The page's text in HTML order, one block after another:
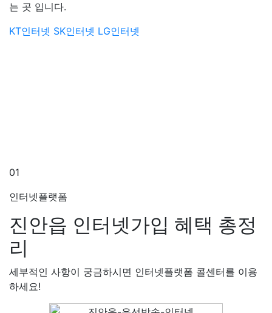
는 곳 입니다.
KT인터넷 SK인터넷 LG인터넷
01
인터넷플랫폼
진안읍 인터넷가입 혜택 총정
리
세부적인 사항이 궁금하시면 인터넷플랫폼 콜센터를 이용
하세요!